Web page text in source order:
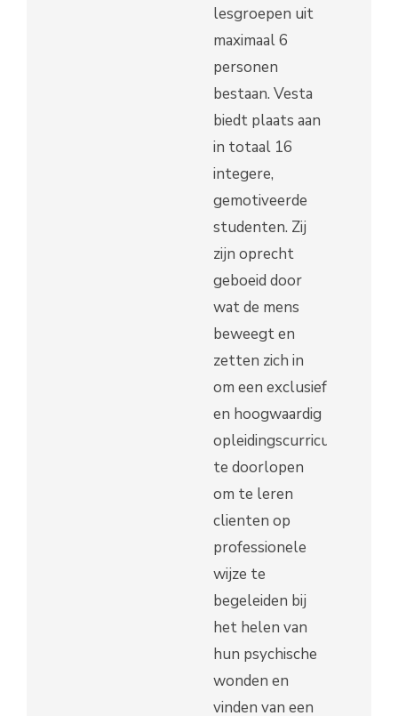
lesgroepen uit
maximaal 6
personen
bestaan. Vesta
biedt plaats aan
in totaal 16
integere,
gemotiveerde
studenten. Zij
zijn oprecht
geboeid door
wat de mens
beweegt en
zetten zich in
om een exclusief
en hoogwaardig
opleidingscurriculum
te doorlopen
om te leren
clienten op
professionele
wijze te
begeleiden bij
het helen van
hun psychische
wonden en
vinden van een